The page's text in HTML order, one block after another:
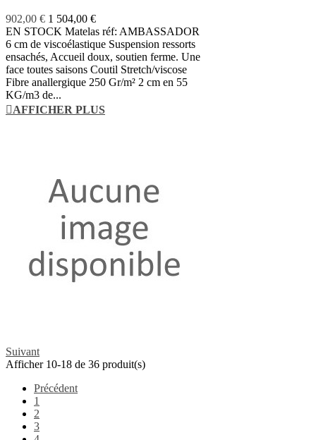
902,00 € 1 504,00 €
EN STOCK Matelas réf: AMBASSADOR
6 cm de viscoélastique Suspension ressorts
ensachés, Accueil doux, soutien ferme. Une
face toutes saisons Coutil Stretch/viscose
Fibre anallergique 250 Gr/m² 2 cm en 55
KG/m3 de...
AFFICHER PLUS
Suivant
Afficher 10-18 de 36 produit(s)
Précédent
1
2
3